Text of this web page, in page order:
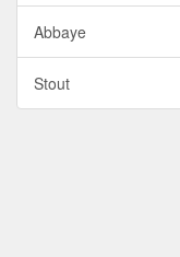
Abbaye
Stout